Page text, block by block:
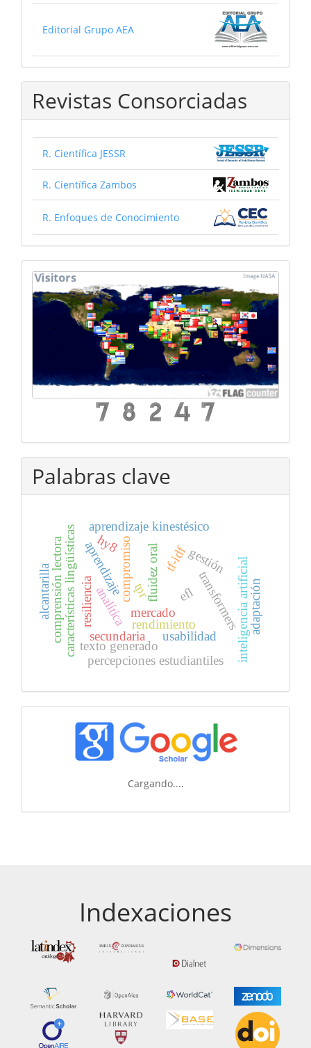
Editorial Grupo AEA
Revistas Consorciadas
R. Científica JESSR
R. Científica Zambos
R. Enfoques de Conocimiento
mapa
Palabras clave
analítica rendimiento
secundaria
aprendizajecompromiso
texto generado
características lingüísticas tf-idf
transformers
tprfluidez oral efl
aprendizaje kinestésico
inteligencia artificial
percepciones estudiantiles
resiliencia adaptación
mercado
gestión
comprensión lectora
alcantarilla
hy8
usabilidad
Cargando....
Indexaciones